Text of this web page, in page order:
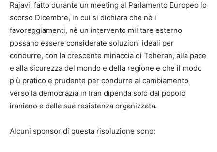
Rajavi, fatto durante un meeting al Parlamento Europeo lo
scorso Dicembre, in cui si dichiara che nè i
favoreggiamenti, nè un intervento militare esterno
possano essere considerate soluzioni ideali per
condurre, con la crescente minaccia di Teheran, alla pace
e alla sicurezza del mondo e della regione e che il modo
più pratico e prudente per condurre al cambiamento
verso la democrazia in Iran dipenda solo dal popolo
iraniano e dalla sua resistenza organizzata.
Alcuni sponsor di questa risoluzione sono: